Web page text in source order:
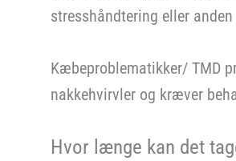
stresshåndtering eller
Kæbeproblematikker/ TMD
nakkehvirvler og kræver
Hvor længe kan det